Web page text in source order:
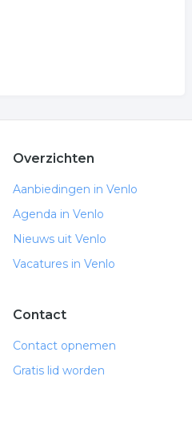
Overzichten
Aanbiedingen in Venlo
Agenda in Venlo
Nieuws uit Venlo
Vacatures in Venlo
Contact
Contact opnemen
Gratis lid worden